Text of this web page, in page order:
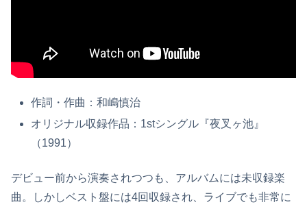
作詞・作曲：和嶋慎治
オリジナル収録作品：1stシングル『夜叉ヶ池』
（1991）
デビュー前から演奏されつつも、アルバムには未収録楽
曲。しかしベスト盤には4回収録され、ライブでも非常に